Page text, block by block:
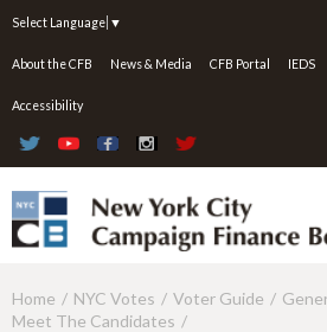
Select Language ▼
About the CFB News & Media CFB Portal IEDS
Accessibility
Y
Home NYC Votes Voter Guide
Meet The Candidates